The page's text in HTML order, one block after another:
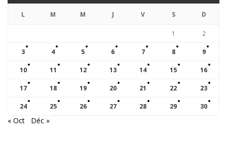
L M M J V S D
1 2
3 4 5 6 7 8 9
10 11 12 13 14 15 16
17 18 19 20 21 22 23
24 25 26 27 28 29 30
« Oct Déc »